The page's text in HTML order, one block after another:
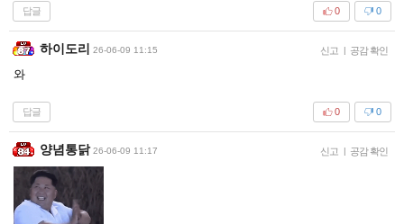
답글 0
0
하이도리 26-06-09 11:15 신고 | 공감 확인
와
답글 0
0
양념통닭 26-06-09 11:17 신고 | 공감 확인